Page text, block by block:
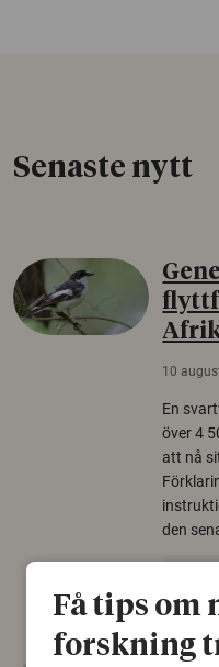
Senaste nytt
10
En
över 4
att nå
den
Få tips om
forskning